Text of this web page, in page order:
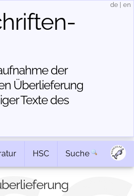
der
Über­lieferung
Texte des
de en
HSC Suche